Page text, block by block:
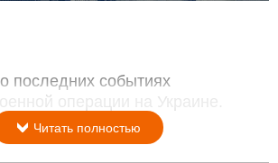
последних событиях
операции на Украине.
Читать полностью